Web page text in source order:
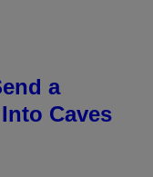
a
Caves